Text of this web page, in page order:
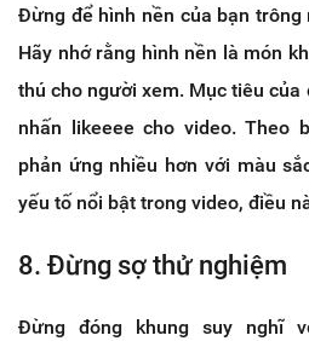
Đừng để hình nền của bạn trông
Hãy nhớ rằng hình nền là món
thú cho người xem. Mục tiêu
nhấn likeeee cho video. Theo
phản ứng nhiều hơn với màu
yếu tố nổi bật trong video, điều
8. Đừng sợ thử nghiệm
Đừng đóng khung suy nghĩ